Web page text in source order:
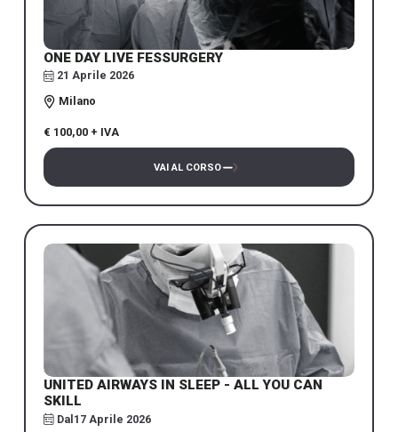
ONE DAY LIVE FESSURGERY
21 Aprile 2026
Milano
€ 100,00 + IVA
VAI AL CORSO
UNITED AIRWAYS IN SLEEP - ALL YOU CAN
SKILL
Dal17 Aprile 2026